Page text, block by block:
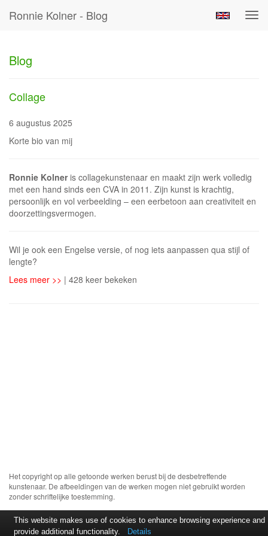
Ronnie Kolner - Blog
Blog
Collage
6 augustus 2025
Korte bio van mij
Ronnie Kolneris collagekunstenaar en maakt zijn werk volledig
met een hand sinds een CVA in 2011. Zijn kunst is krachtig,
persoonlijk en vol verbeelding – een eerbetoon aan creativiteit en
doorzettingsvermogen.
Wil je ook een Engelse versie, of nog iets aanpassen qua stijl of
lengte?
Lees meer >> | 428 keer bekeken
Het copyright op alle getoonde werken berust bij de desbetreffende
kunstenaar. De afbeeldingen van de werken mogen niet gebruikt worden
zonder schriftelijke toestemming.
This website makes use of cookies to enhance browsing experience and
provide additional functionality.
Details